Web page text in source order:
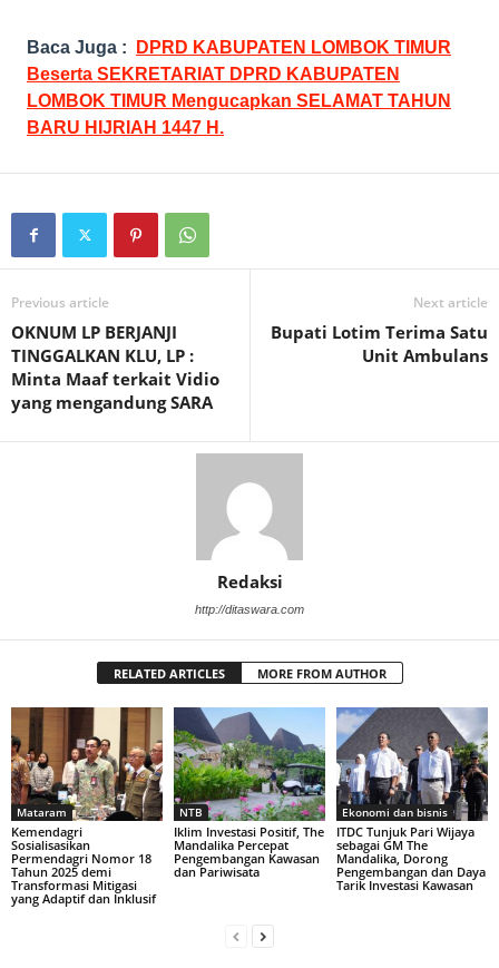
Baca Juga :
DPRD KABUPATEN LOMBOK TIMUR
Beserta SEKRETARIAT DPRD KABUPATEN
LOMBOK TIMUR Mengucapkan SELAMAT TAHUN
BARU HIJRIAH 1447 H.
Previous article
OKNUM LP BERJANJI
TINGGALKAN KLU, LP :
Minta Maaf terkait Vidio
yang mengandung SARA
Next article
Bupati Lotim Terima Satu
Unit Ambulans
Redaksi
http://ditaswara.com
RELATED ARTICLES MORE FROM AUTHOR
Mataram
Kemendagri
Sosialisasikan
Permendagri Nomor 18
Tahun 2025 demi
Transformasi Mitigasi
yang Adaptif dan Inklusif
NTB
Iklim Investasi Positif, The
Mandalika Percepat
Pengembangan Kawasan
dan Pariwisata
Ekonomi dan bisnis
ITDC Tunjuk Pari Wijaya
sebagai GM The
Mandalika, Dorong
Pengembangan dan Daya
Tarik Investasi Kawasan